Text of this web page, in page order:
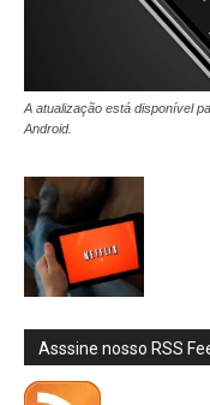
A atualização está disponível
Android.
Asssine nosso RSS